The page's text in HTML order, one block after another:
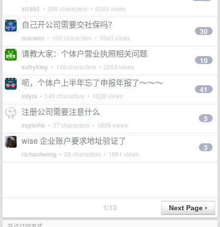
zl1995 • 269 characters • 9343 views
自己开公司需要交社保吗？
manami • 100 characters • 3543 views
30
请教大家：个体户营业执照相关问题
softykitty • 146 characters • 2554 views
10
呃，个体户上半年忘了申报年报了～～～
infyni • 145 characters • 4828 views
41
注册公司需要注意什么
zxplethe • 37 characters • 1899 views
5
wise 企业账户要求地址验证了
richardwong • 28 characters • 1891 views
3
1/13